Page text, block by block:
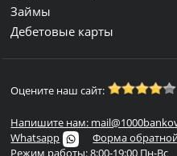
Займы
Дебетовые карты
Оцените наш сайт:
Напишите нам:
Whatsapp
Форма
Режим работы: 8:00-19:00 Пн-Вс